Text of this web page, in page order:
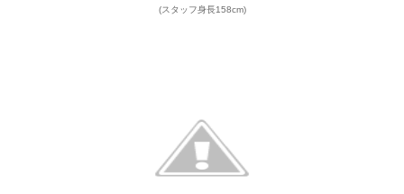
(スタッフ身長158cm)